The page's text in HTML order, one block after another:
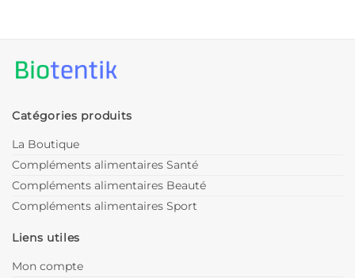
Catégories produits
La Boutique
Compléments alimentaires Santé
Compléments alimentaires Beauté
Compléments alimentaires Sport
Liens utiles
Mon compte